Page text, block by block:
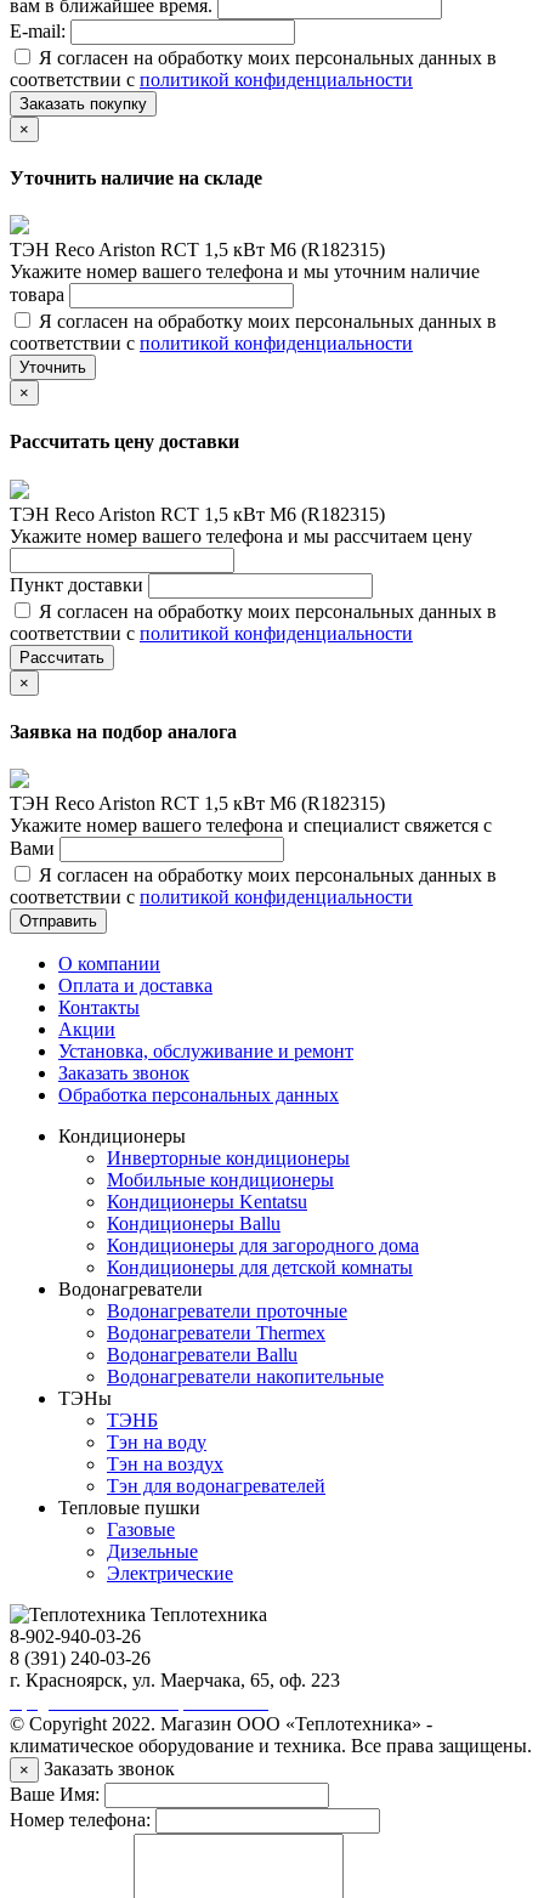
вам в ближайшее время.
E-mail:
Я согласен на обработку моих персональных данных в
соответствии с политикой конфиденциальности
Заказать покупку
×
Уточнить наличие на складе
ТЭН Reco Ariston RCT 1,5 кВт M6 (R182315)
Укажите номер вашего телефона и мы уточним наличие
товара
Я согласен на обработку моих персональных данных в
соответствии с политикой конфиденциальности
Уточнить
×
Рассчитать цену доставки
ТЭН Reco Ariston RCT 1,5 кВт M6 (R182315)
Укажите номер вашего телефона и мы рассчитаем цену
Пункт доставки
Я согласен на обработку моих персональных данных в
соответствии с политикой конфиденциальности
Рассчитать
×
Заявка на подбор аналога
ТЭН Reco Ariston RCT 1,5 кВт M6 (R182315)
Укажите номер вашего телефона и специалист свяжется с
Вами
Я согласен на обработку моих персональных данных в
соответствии с политикой конфиденциальности
Отправить
О компании
Оплата и доставка
Контакты
Акции
Установка, обслуживание и ремонт
Заказать звонок
Обработка персональных данных
Кондиционеры
Инверторные кондиционеры
Мобильные кондиционеры
Кондиционеры Kentatsu
Кондиционеры Ballu
Кондиционеры для загородного дома
Кондиционеры для детской комнаты
Водонагреватели
Водонагреватели проточные
Водонагреватели Thermex
Водонагреватели Ballu
Водонагреватели накопительные
ТЭНы
ТЭНБ
Тэн на воду
Тэн на воздух
Тэн для водонагревателей
Тепловые пушки
Газовые
Дизельные
Электрические
Теплотехника
8-902-940-03-26
8 (391) 240-03-26
г. Красноярск, ул. Маерчака, 65, оф. 223
© Copyright 2022. Магазин ООО «Теплотехника» -
климатическое оборудование и техника. Все права защищены.
×
Заказать звонок
Ваше Имя:
Номер телефона: